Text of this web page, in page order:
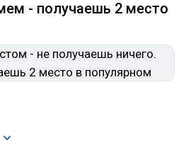
- получаешь 2 место